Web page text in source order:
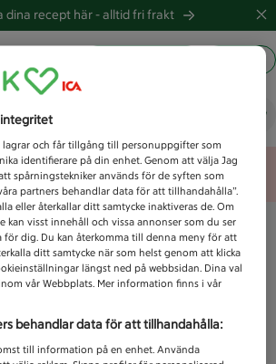
dina recept här -alltid fri frakt
du efter idag?
Unknown error
integritet
lagrar och får tillgång till personuppgifter som
identifierare på din enhet. Genom att välja Jag
spårningstekniker används för de syften som
partners behandlar data för att tillhandahålla”.
eller återkallar ditt samtycke inaktiveras de. Om
kan visst innehåll och vissa annonser som du ser
för dig. Du kan återkomma till denna meny för att
ditt samtycke när som helst genom att klicka
längst ned på webbsidan. Dina val
vår Webbplats. Mer information finns i vår
behandlar data för att tillhandahålla:
till information på en enhet. Använda